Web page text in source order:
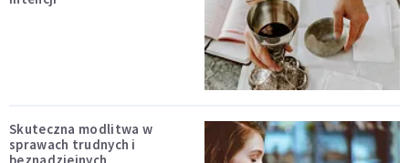
Skuteczna modlitwa w
sprawach trudnych i
beznadziejnych